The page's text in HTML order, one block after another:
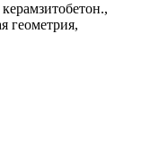
геометрия,